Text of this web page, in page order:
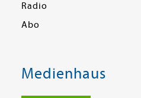
Radio
Abo
Medienhaus